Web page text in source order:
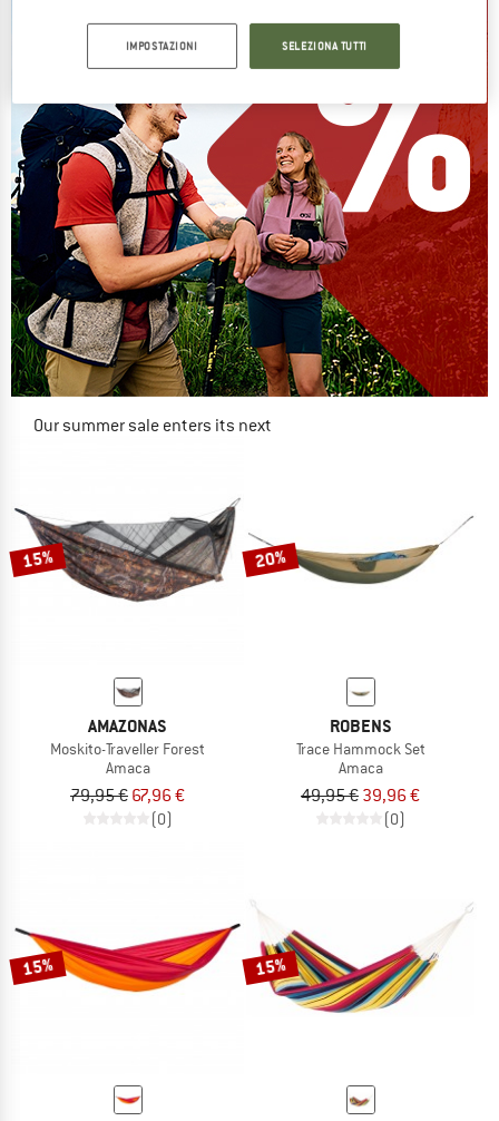
Our summer sale enters its next
TO THE SALE
15%
AMAZONAS
Moskito-Traveller Forest
Amaca
79,95 € 67,96 €
(0)
20%
ROBENS
Trace Hammock Set
Amaca
49,95 € 39,96 €
(0)
15% 15%
IMPOSTAZIONI SELEZIONA TUTTI